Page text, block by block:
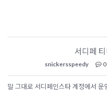
서디페
snickersspeedy
말 그대로 서디페인스타 계정에서